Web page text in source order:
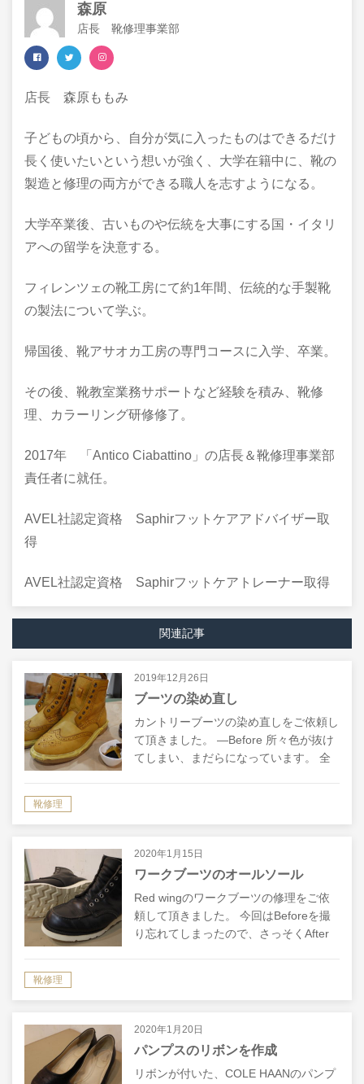
森原
店長 靴修理事業部
店長 森原ももみ
子どもの頃から、自分が気に入ったものはできるだけ
長く使いたいという想いが強く、大学在籍中に、靴の
製造と修理の両方ができる職人を志すようになる。
大学卒業後、古いものや伝統を大事にする国・イタリ
アへの留学を決意する。
フィレンツェの靴工房にて約1年間、伝統的な手製靴
の製法について学ぶ。
帰国後、靴アサオカ工房の専門コースに入学、卒業。
その後、靴教室業務サポートなど経験を積み、靴修
理、カラーリング研修修了。
2017年 「Antico Ciabattino」の店長＆靴修理事業部
責任者に就任。
AVEL社認定資格 Saphirフットケアアドバイザー取
得
AVEL社認定資格 Saphirフットケアトレーナー取得
関連記事
2019年12月26日
ブーツの染め直し
カントリーブーツの染め直しをご依頼し
て頂きました。 ―Before 所々色が抜け
てしまい、まだらになっています。 全
靴修理
2020年1月15日
ワークブーツのオールソール
Red wingのワークブーツの修理をご依
頼して頂きました。 今回はBeforeを撮
り忘れてしまったので、さっそくAfter
靴修理
2020年1月20日
パンプスのリボンを作成
リボンが付いた、COLE HAANのパンプ